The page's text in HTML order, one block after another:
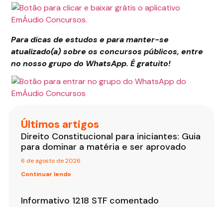
Para dicas de estudos e para manter-se
atualizado(a) sobre os concursos públicos, entre
no nosso grupo do WhatsApp. É gratuito!
Últimos artigos
Direito Constitucional para iniciantes: Guia
para dominar a matéria e ser aprovado
6 de agosto de 2026
Continuar lendo
Informativo 1218 STF comentado